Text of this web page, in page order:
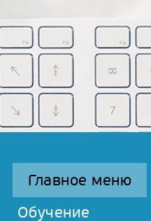
Главное меню
Обучение